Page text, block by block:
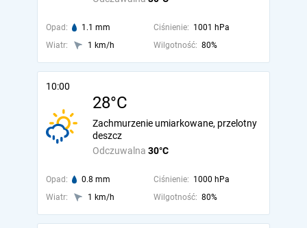
Opad: 1.1 mm Ciśnienie: 1001 hPa
Wiatr:
1 km/h Wilgotność: 80%
10:00
28°C
Odczuwalna 30°C
Zachmurzenie umiarkowane, przelotny
deszcz
Opad: 0.8 mm Ciśnienie: 1000 hPa
Wiatr:
1 km/h Wilgotność: 80%